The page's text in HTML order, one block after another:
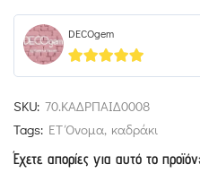
DECOgem
5out of 5
SKU: 70.ΚΑΔΡΠΑΙΔ0008
Tags: ΕΤ Όνομα, καδράκι
Έχετε απορίες για αυτό το